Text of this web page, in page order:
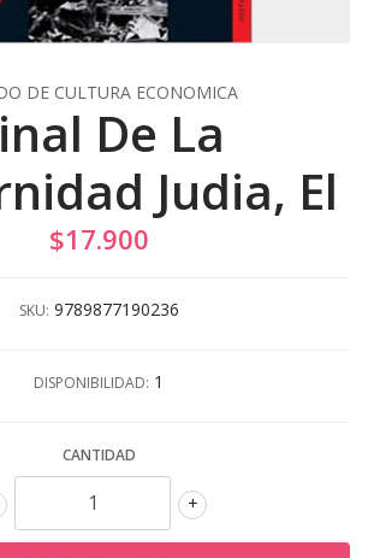
DE CULTURA ECONOMICA
De La
Judia, El
$17.900
SKU: 9789877190236
DISPONIBILIDAD: 1
CANTIDAD
+